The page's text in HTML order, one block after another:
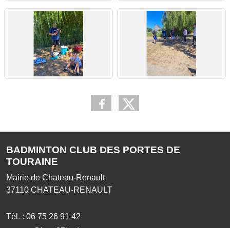
BADMINTON CLUB DES PORTES DE
TOURAINE
Mairie de Chateau-Renault
37110 CHATEAU-RENAULT
Tél. : 06 75 26 91 42